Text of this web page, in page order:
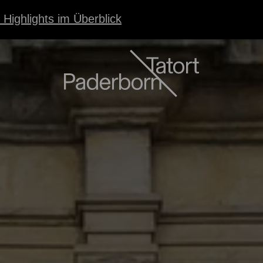
Highlights im Überblick